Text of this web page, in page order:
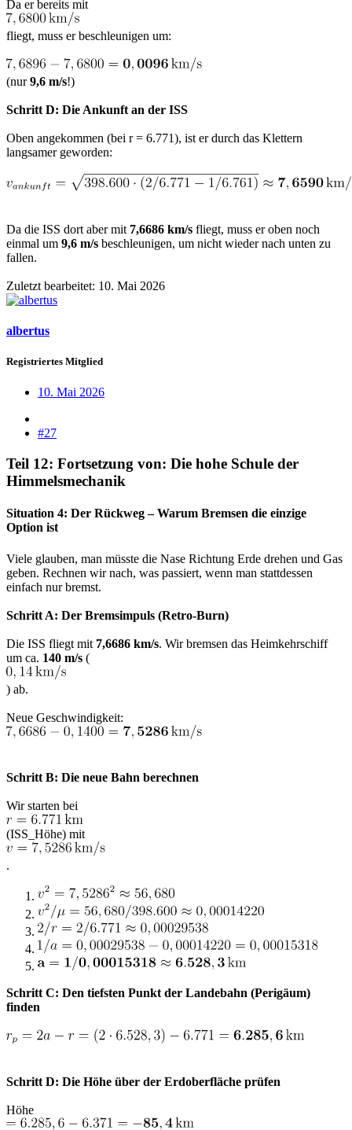
Da er bereits mit
fliegt, muss er beschleunigen um:
(nur9,6 m/s!)
Schritt D: Die Ankunft an der ISS
Oben angekommen (bei r = 6.771), ist er durch das Klettern
langsamer geworden:
Da die ISS dort aber mit 7,6686 km/s fliegt, muss er oben noch
einmal um 9,6 m/s beschleunigen, um nicht wieder nach unten zu
fallen.
Zuletzt bearbeitet: 10. Mai 2026
albertus
Registriertes Mitglied
10. Mai 2026
#27
Teil 12: Fortsetzung von: Die hohe Schule der
Himmelsmechanik​
Situation 4: Der Rückweg – Warum Bremsen die einzige
Option ist​
Viele glauben, man müsste die Nase Richtung Erde drehen und Gas
geben. Rechnen wir nach, was passiert, wenn man stattdessen
einfach nur bremst.
Schritt A: Der Bremsimpuls (Retro-Burn)
Die ISS fliegt mit 7,6686 km/s. Wir bremsen das Heimkehrschiff
um ca. 140 m/s (
) ab.
Neue Geschwindigkeit:
Schritt B: Die neue Bahn berechnen
Wir starten bei
(ISS_Höhe) mit
.
Schritt C: Den tiefsten Punkt der Landebahn (Perigäum)
finden
Schritt D: Die Höhe über der Erdoberfläche prüfen
Höhe